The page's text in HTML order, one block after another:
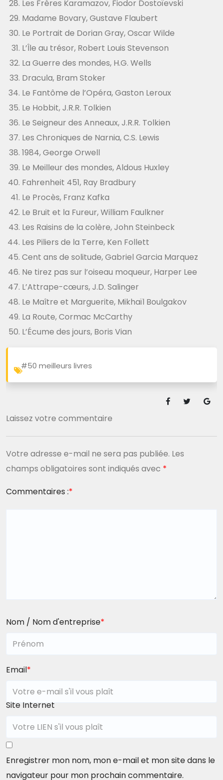
Les Frères Karamazov, Fiodor Dostoïevski
Madame Bovary, Gustave Flaubert
Le Portrait de Dorian Gray, Oscar Wilde
L’Île au trésor, Robert Louis Stevenson
La Guerre des mondes, H.G. Wells
Dracula, Bram Stoker
Le Fantôme de l’Opéra, Gaston Leroux
Le Hobbit, J.R.R. Tolkien
Le Seigneur des Anneaux, J.R.R. Tolkien
Les Chroniques de Narnia, C.S. Lewis
1984, George Orwell
Le Meilleur des mondes, Aldous Huxley
Fahrenheit 451, Ray Bradbury
Le Procès, Franz Kafka
Le Bruit et la Fureur, William Faulkner
Les Raisins de la colère, John Steinbeck
Les Piliers de la Terre, Ken Follett
Cent ans de solitude, Gabriel Garcia Marquez
Ne tirez pas sur l’oiseau moqueur, Harper Lee
L’Attrape-cœurs, J.D. Salinger
Le Maître et Marguerite, Mikhaïl Boulgakov
La Route, Cormac McCarthy
L’Écume des jours, Boris Vian
#50 meilleurs livres
Laissez votre commentaire
Votre adresse e-mail ne sera pas publiée. Les
champs obligatoires sont indiqués avec *
Commentaires :*
Nom / Nom d'entreprise*
Email*
Site Internet
Enregistrer mon nom, mon e-mail et mon site dans le
navigateur pour mon prochain commentaire.